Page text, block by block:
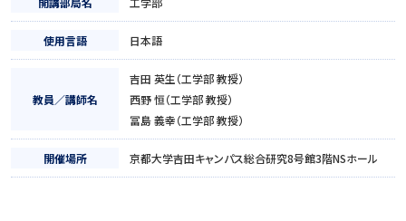
使用言語 日本語
教員／講師名
吉田 英生（工学部 教授）
西野 恒（工学部 教授）
冨島 義幸（工学部 教授）
開催場所 京都大学吉田キャンパス総合研究8号館3階NSホール